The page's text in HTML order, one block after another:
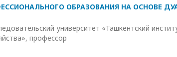
ОБРАЗОВАНИЯ НА ОСНОВЕ
университет «Ташкентский
профессор